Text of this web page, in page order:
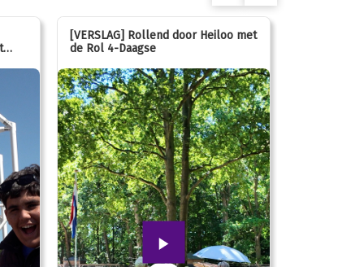
[VERSLAG] Rollend door Heiloo met
de Rol 4-Daagse